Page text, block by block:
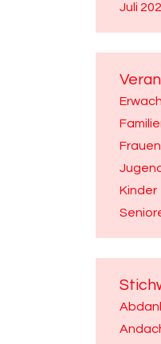
Juli
Frauen
Kinder